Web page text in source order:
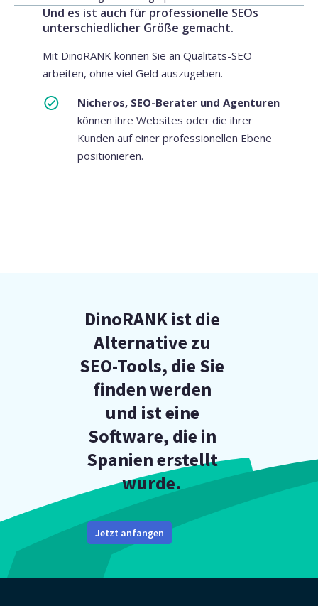
Und es ist auch für professionelle SEOs
unterschiedlicher Größe gemacht.
Mit DinoRANK können Sie an Qualitäts-SEO
arbeiten, ohne viel Geld auszugeben.
Nicheros, SEO-Berater und Agenturen
können ihre Websites oder die ihrer
Kunden auf einer professionellen Ebene
positionieren.
DinoRANK ist die
Alternative zu
SEO-Tools, die Sie
finden werden
und ist eine
Software, die in
Spanien erstellt
wurde.
Jetzt anfangen